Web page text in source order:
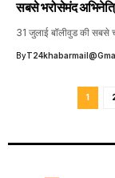
सबसे भरोसेमंद
31 जुलाई बॉलीवुड की सबसे
By
1